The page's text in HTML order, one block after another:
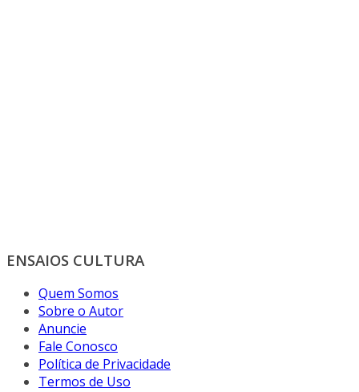
ENSAIOS CULTURA
Quem Somos
Sobre o Autor
Anuncie
Fale Conosco
Política de Privacidade
Termos de Uso